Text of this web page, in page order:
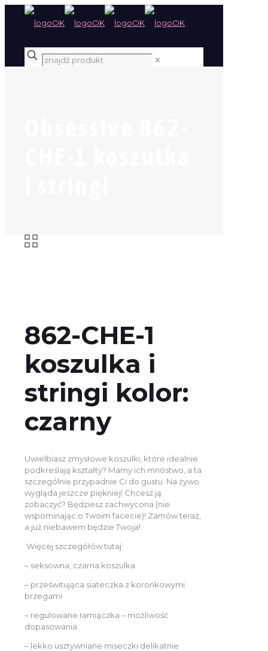
✕
862-CHE-1
koszulka i
stringi kolor:
czarny
Uwielbiasz zmysłowe koszulki, które idealnie
podkreślają kształty? Mamy ich mnóstwo, a ta
szczególnie przypadnie Ci do gustu. Na żywo
wygląda jeszcze piękniej! Chcesz ją
zobaczyć? Będziesz zachwycona (nie
wspominając o Twoim facecie)! Zamów teraz,
a już niebawem będzie Twoja!
Więcej szczegółów tutaj:
– seksowna, czarna koszulka
– prześwitująca siateczka z koronkowymi
brzegami
– regulowane ramiączka – możliwość
dopasowania
– lekko usztywniane miseczki delikatnie